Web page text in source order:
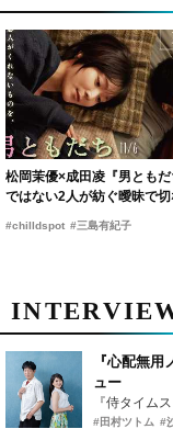
松岡茉優×成田凌『男ともだ
ではない2人が紡ぐ曖昧で
#chilldspot #三島有紀子
『心配無
ュー
#田村ツトム #